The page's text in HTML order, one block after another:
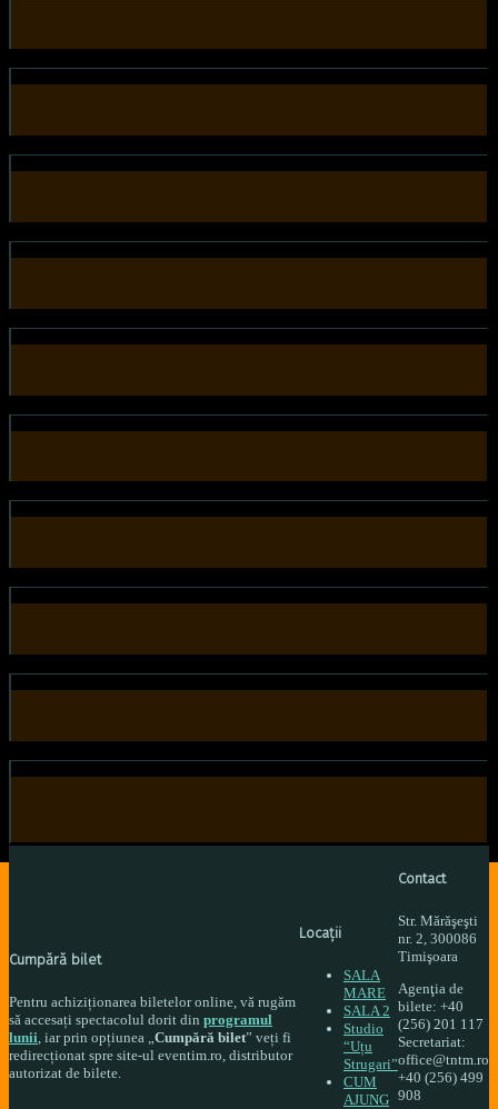
Cumpără bilet
Pentru achiziționarea biletelor online, vă rugăm
să accesați spectacolul dorit din programul
lunii , iar prin opțiunea „ Cumpără bilet” veți fi
redirecționat spre site-ul eventim.ro, distributor
autorizat de bilete.
Locații
SALA
MARE
SALA 2
Studio
“Uțu
Strugari”
CUM
AJUNG
Contact
Str. Mărăşeşti
nr. 2, 300086
Timişoara
Agenţia de
bilete: +40
(256) 201 117
Secretariat:
office@tntm.ro
+40 (256) 499
908